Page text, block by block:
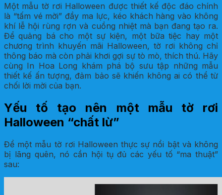
Một mẫu tờ rơi Halloween được thiết kế độc đáo chính
là “tấm vé mời” đầy ma lực, kéo khách hàng vào không
khí lễ hội rùng rợn và cuồng nhiệt mà bạn đang tạo ra.
Để quảng bá cho một sự kiện, một bữa tiệc hay một
chương trình khuyến mãi Halloween, tờ rơi không chỉ
thông báo mà còn phải khơi gợi sự tò mò, thích thú. Hãy
cùng In Hoa Long khám phá bộ sưu tập những mẫu
thiết kế ấn tượng, đảm bảo sẽ khiến không ai có thể từ
chối lời mời của bạn.
Yếu tố tạo nên một mẫu tờ rơi
Halloween “chất lừ”
Để một mẫu tờ rơi Halloween thực sự nổi bật và không
bị lãng quên, nó cần hội tụ đủ các yếu tố “ma thuật”
sau: